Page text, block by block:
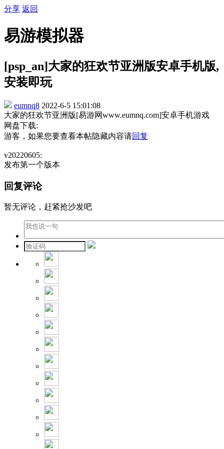
分享 返回
易游模拟器
[psp_an]大家的狂欢节亚洲版安卓手机版,
安装即玩
eumnq8 2022-6-5 15:01:08
大家的狂欢节亚洲版[易游网www.eumnq.com]安卓手机游戏
网盘下载:
游客，如果您要查看本帖隐藏内容请回复
v20220605:
发布第一个版本
回复评论
暂无评论，赶紧抢沙发吧